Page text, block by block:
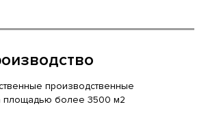
производственные
площадью более 3500 м2